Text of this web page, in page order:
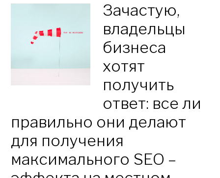
Зачастую,
владельцы
бизнеса
хотят
получить
ответ: все ли
правильно они делают
для получения
максимального SEO –